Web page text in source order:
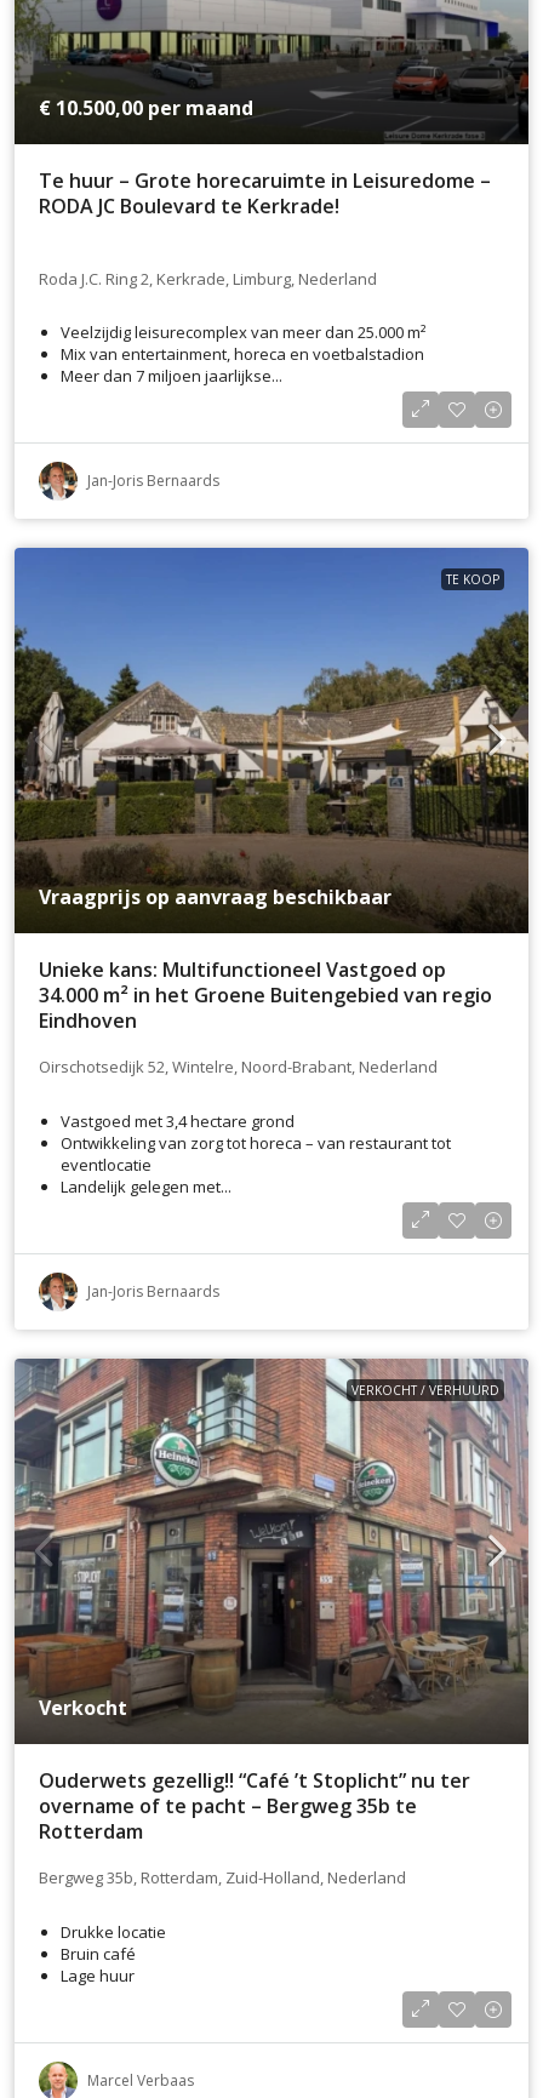
€ 10.500,00 per maand
Te huur – Grote horecaruimte in Leisuredome –
RODA JC Boulevard te Kerkrade!
Roda J.C. Ring 2, Kerkrade, Limburg, Nederland
Veelzijdig leisurecomplex van meer dan 25.000 m²
Mix van entertainment, horeca en voetbalstadion
Meer dan 7 miljoen jaarlijkse...
Jan-Joris Bernaards
TE KOOP
Vraagprijs op aanvraag beschikbaar
Unieke kans: Multifunctioneel Vastgoed op
34.000 m² in het Groene Buitengebied van regio
Eindhoven
Oirschotsedijk 52, Wintelre, Noord-Brabant, Nederland
Vastgoed met 3,4 hectare grond
Ontwikkeling van zorg tot horeca – van restaurant tot
eventlocatie
Landelijk gelegen met...
Jan-Joris Bernaards
VERKOCHT / VERHUURD
Verkocht
Ouderwets gezellig!! “Café ’t Stoplicht” nu ter
overname of te pacht – Bergweg 35b te
Rotterdam
Bergweg 35b, Rotterdam, Zuid-Holland, Nederland
Drukke locatie
Bruin café
Lage huur
Marcel Verbaas